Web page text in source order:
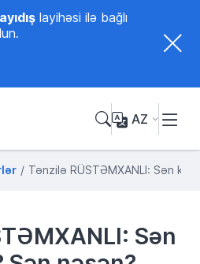
layihəsi ilə bağlı
AZ
Tənzilə RÜSTƏMXANLI: Sən
Sən